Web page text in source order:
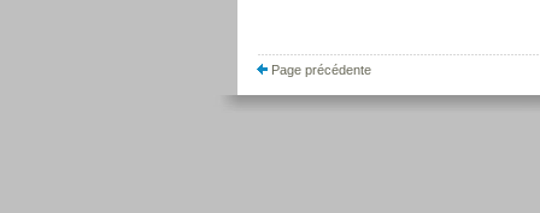
Page précédente